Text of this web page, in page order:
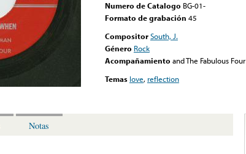
Numero de Catalogo BG-01-
Formato de grabación 45
CompositorSouth, J.
Género Rock
Acompañamiento and The Fabulous Four
Temas love, reflection
Notas